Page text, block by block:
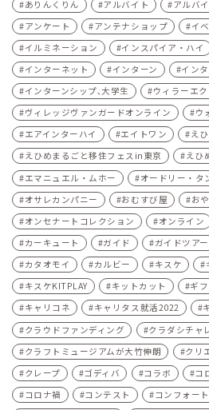
ありんくりん
アルバイト
アルバ
アンケート
アンテナショップ イ
イルミネーション
インスパイア・ハイ
インターネット
インターン
イン
インターンシップ､大学生
ウィラーエ
ヴィレッジヴァンガードオンライン
ウ
エアインターハイ
エイトワン
え
えひめまるごと移住フェスin東京
えひ
エマニュエル・ムホー
オードリー・タ
オサレカンパニー
おむすび屋 お
オンセナートコレクション
オンライン
カーキュート
ガイド ガイドツアー
カタオモイ
カルビー キスケ
キスケKITPLAY
キットカット ギフ
キャリコネ
キャリタス就活2022
クラウドファンディング
クラダシチャ
クラフトミュージアムが大竹伸朗
クリ
クレープ
ゴディバ コラボ コ
コロナ禍
コンテスト コンフォー